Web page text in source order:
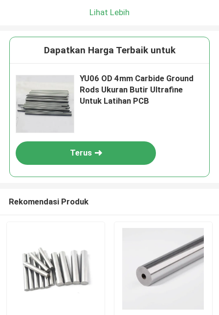
Lihat Lebih
Dapatkan Harga Terbaik untuk
YU06 OD 4mm Carbide Ground
Rods Ukuran Butir Ultrafine
Untuk Latihan PCB
Terus
Rekomendasi Produk